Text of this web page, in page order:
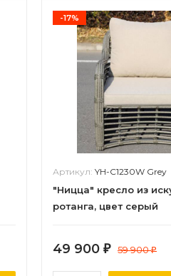
-17%
Артикул: YH-C1230W Grey
"Ницца" кресло из
ротанга, цвет серый
49 900 ₽ 59 900₽